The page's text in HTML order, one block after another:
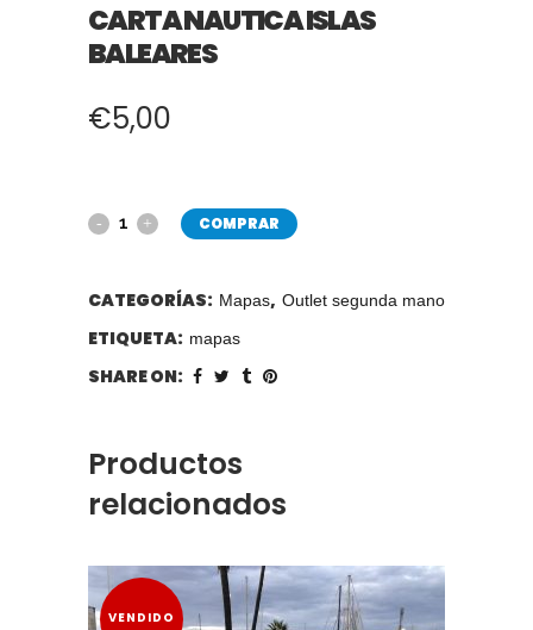
CARTA NAUTICA ISLAS
BALEARES
€5,00
COMPRAR
CATEGORÍAS: Mapas, Outlet segunda mano
ETIQUETA: mapas
SHARE ON:
Productos
relacionados
VENDIDO